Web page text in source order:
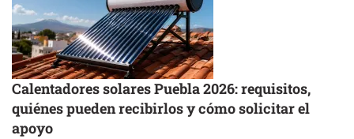
Calentadores solares Puebla 2026: requisitos,
quiénes pueden recibirlos y cómo solicitar el
apoyo